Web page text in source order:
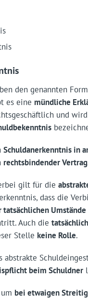
den genannten
es eine mündliche
und
Schuldanerkenntnis in
rechtsbindender Vertrag
gilt für die
dass die
tatsächlichen Umstände
Auch die
Stelle keine Rolle.
abstrakte
beim Schuldner
bei etwaigen